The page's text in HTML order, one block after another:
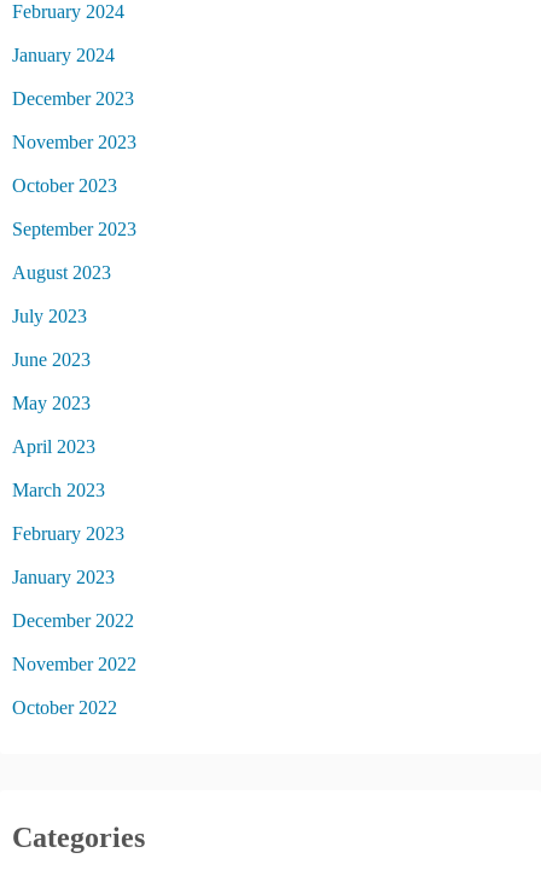
February 2024
January 2024
December 2023
November 2023
October 2023
September 2023
August 2023
July 2023
June 2023
May 2023
April 2023
March 2023
February 2023
January 2023
December 2022
November 2022
October 2022
Categories